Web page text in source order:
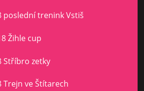
poslední trenink Vstiš
Žihle cup
Stříbro zetky
Trejn ve Štítarech